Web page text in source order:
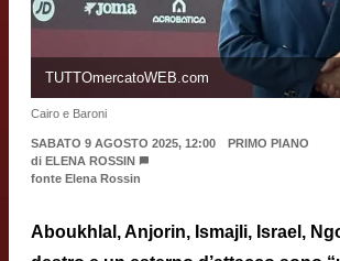
TUTTOmercatoWEB.com
Cairo e Baroni
SABATO 9 AGOSTO 2025, 12:00
PRIMO PIANO
di ELENA ROSSIN
fonte Elena Rossin
Aboukhlal, Anjorin, Ismajli, Israel,